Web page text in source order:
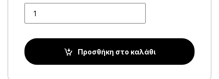
Προσθήκη στο καλάθι